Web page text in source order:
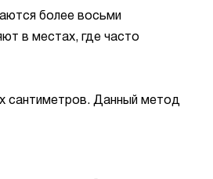
более восьми
в местах, где часто
сантиметров. Данный метод